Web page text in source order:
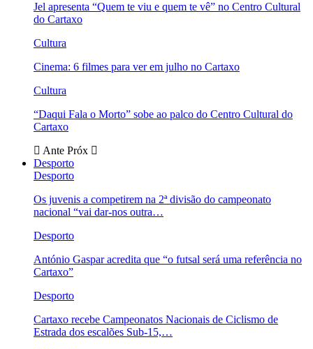
Jel apresenta “Quem te viu e quem te vê” no Centro Cultural
do Cartaxo
Cultura
Cinema: 6 filmes para ver em julho no Cartaxo
Cultura
“Daqui Fala o Morto” sobe ao palco do Centro Cultural do
Cartaxo
Ante Próx
Desporto
Desporto
Os juvenis a competirem na 2ª divisão do campeonato
nacional “vai dar-nos outra…
Desporto
António Gaspar acredita que “o futsal será uma referência no
Cartaxo”
Desporto
Cartaxo recebe Campeonatos Nacionais de Ciclismo de
Estrada dos escalões Sub-15,…